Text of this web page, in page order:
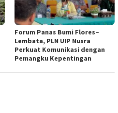
Forum Panas Bumi Flores–
Lembata, PLN UIP Nusra
Perkuat Komunikasi dengan
Pemangku Kepentingan